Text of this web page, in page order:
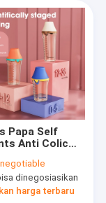
Papa Self
Anti Colic
Ekstra Lebar
Gratis
negotiable
dinegosiasikan
harga terbaru